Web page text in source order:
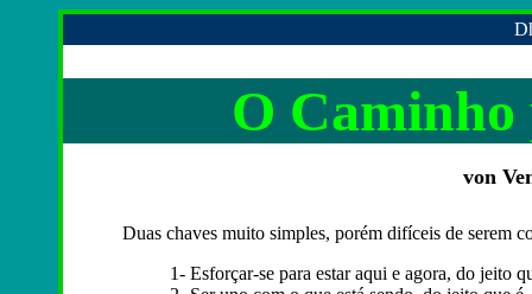
O Caminho
von
Duas chaves muito simples, porém difíceis de serem
1- Esforçar-se para estar aqui e agora, do jeito